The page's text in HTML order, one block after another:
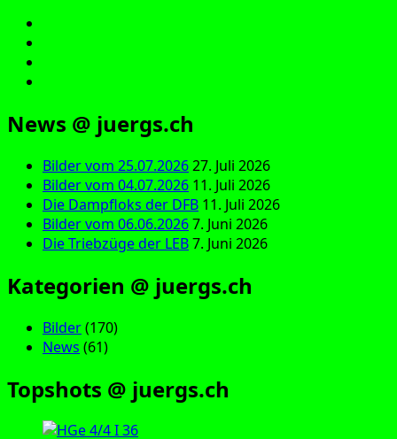
News @ juergs.ch
Bilder vom 25.07.202627. Juli 2026
Bilder vom 04.07.2026 11. Juli 2026
Die Dampfloks der DFB 11. Juli 2026
Bilder vom 06.06.20267. Juni 2026
Die Triebzüge der LEB7. Juni 2026
Kategorien @ juergs.ch
Bilder(170)
News (61)
Topshots @ juergs.ch